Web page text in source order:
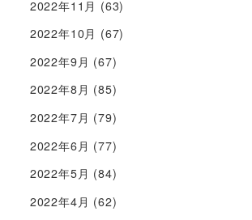
2022年11月 (63)
2022年10月 (67)
2022年9月 (67)
2022年8月 (85)
2022年7月 (79)
2022年6月 (77)
2022年5月 (84)
2022年4月 (62)